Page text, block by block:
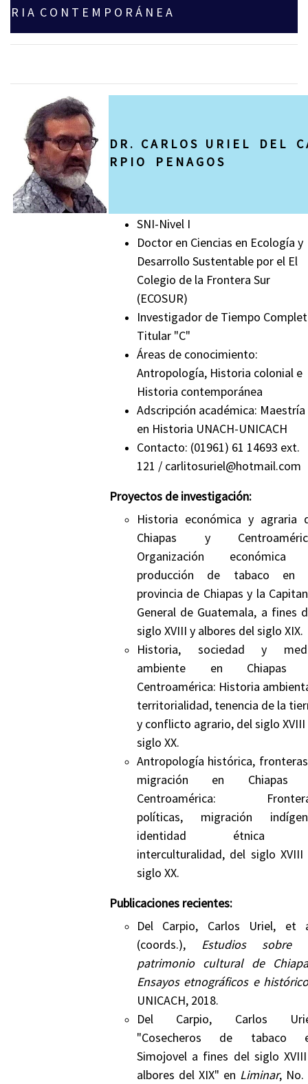
R I A C O N T E M P O R Á N E A
D R . C A R L O S U R I E L D E L C
R P I O P E N A G O S
SNI-Nivel I
Doctor en Ciencias en Ecología y
Desarrollo Sustentable por el El
Colegio de la Frontera Sur
(ECOSUR)
Investigador de Tiempo
Titular "C"
Áreas de conocimiento:
Antropología, Historia colonial e
Historia contemporánea
Adscripción académica: Maestría
en Historia UNACH-UNICACH
Contacto: (01961) 61 14693 ext.
121 / carlitosuriel@hotmail.com
Proyectos de investigación:
Historia económica y agraria
Chiapas y
Organización económica
producción de tabaco en
provincia de Chiapas y la
General de Guatemala, a fines
siglo XVIII y albores del siglo XIX.
Historia, sociedad y
ambiente en Chiapas
Centroamérica: Historia
territorialidad, tenencia de la
y conflicto agrario, del siglo XVIII
siglo XX.
Antropología histórica,
migración en Chiapas
Centroamérica:
políticas, migración
identidad étnica
interculturalidad, del siglo XVIII
siglo XX.
Publicaciones recientes:
Del Carpio, Carlos Uriel, et
(coords.), Estudios sobre
patrimonio cultural de
Ensayos etnográficos e
UNICACH, 2018.
Del Carpio, Carlos
"Cosecheros de tabaco
Simojovel a fines del siglo
albores del XIX" en Liminar, No.